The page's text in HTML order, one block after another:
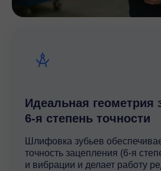
Идеальная геометрия
6-я степень точности
Шлифовка зубьев
точность зацепления (6-я
и вибрации и делает работу